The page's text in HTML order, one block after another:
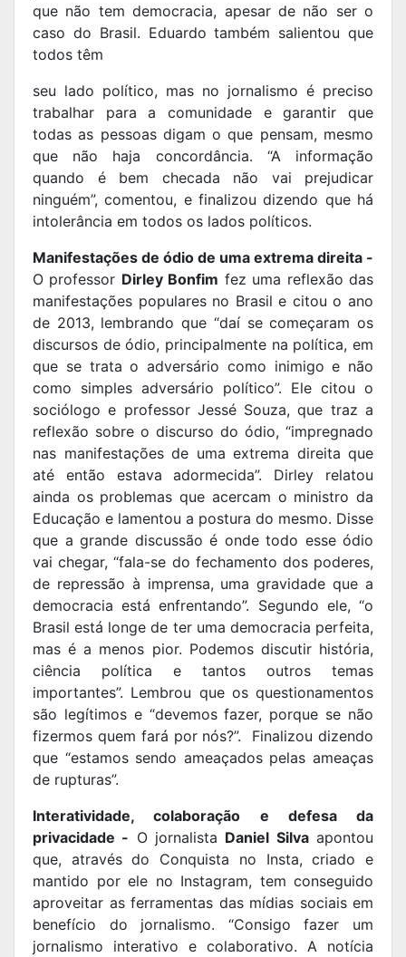
que não tem democracia, apesar de não ser o
caso do Brasil. Eduardo também salientou que
todos têm
seu lado político, mas no jornalismo é preciso
trabalhar para a comunidade e garantir que
todas as pessoas digam o que pensam, mesmo
que não haja concordância. “A informação
quando é bem checada não vai prejudicar
ninguém”, comentou, e finalizou dizendo que há
intolerância em todos os lados políticos.
Manifestações de ódio de uma extrema direita -
O professor Dirley Bonfim fez uma reflexão das
manifestações populares no Brasil e citou o ano
de 2013, lembrando que “daí se começaram os
discursos de ódio, principalmente na política, em
que se trata o adversário como inimigo e não
como simples adversário político”. Ele citou o
sociólogo e professor Jessé Souza, que traz a
reflexão sobre o discurso do ódio, “impregnado
nas manifestações de uma extrema direita que
até então estava adormecida”. Dirley relatou
ainda os problemas que acercam o ministro da
Educação e lamentou a postura do mesmo. Disse
que a grande discussão é onde todo esse ódio
vai chegar, “fala-se do fechamento dos poderes,
de repressão à imprensa, uma gravidade que a
democracia está enfrentando”. Segundo ele, “o
Brasil está longe de ter uma democracia perfeita,
mas é a menos pior. Podemos discutir história,
ciência política e tantos outros temas
importantes”. Lembrou que os questionamentos
são legítimos e “devemos fazer, porque se não
fizermos quem fará por nós?”. Finalizou dizendo
que “estamos sendo ameaçados pelas ameaças
de rupturas”.
Interatividade, colaboração e defesa da
privacidade - O jornalista Daniel Silvaapontou
que, através do Conquista no Insta, criado e
mantido por ele no Instagram, tem conseguido
aproveitar as ferramentas das mídias sociais em
benefício do jornalismo. “Consigo fazer um
jornalismo interativo e colaborativo. A notícia